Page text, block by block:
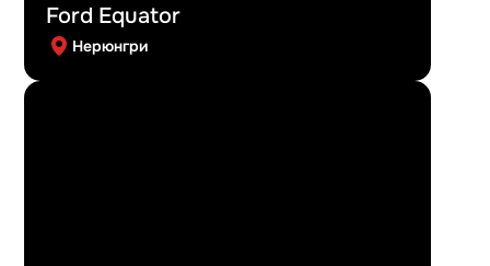
Ford Equator
Нерюнгри